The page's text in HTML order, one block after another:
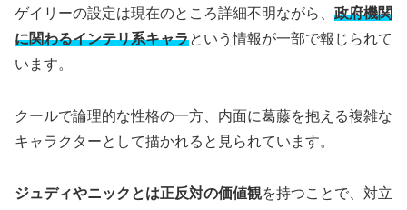
ゲイリーの設定は現在のところ詳細不明ながら、 政府機関
に関わるインテリ系キャラという情報が一部で報じられて
います。
クールで論理的な性格の一方、内面に葛藤を抱える複雑な
キャラクターとして描かれると見られています。
ジュディやニックとは正反対の価値観を持つことで、対立